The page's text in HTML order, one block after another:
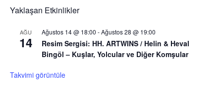
Yaklaşan Etkinlikler
AĞU
14
Ağustos 14 @ 18:00 -Ağustos 28 @ 19:00
Resim Sergisi: HH. ARTWINS / Helin & Heval
Bingöl – Kuşlar, Yolcular ve Diğer Komşular
Takvimi görüntüle